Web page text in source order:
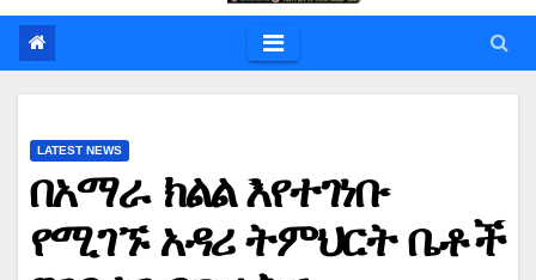
LATEST NEWS
በአማራ ክልል እየተገነቡ
የሚገኙ አዳሪ ትምህርት ቤቶች